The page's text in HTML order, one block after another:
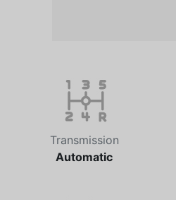
Transmission
Automatic